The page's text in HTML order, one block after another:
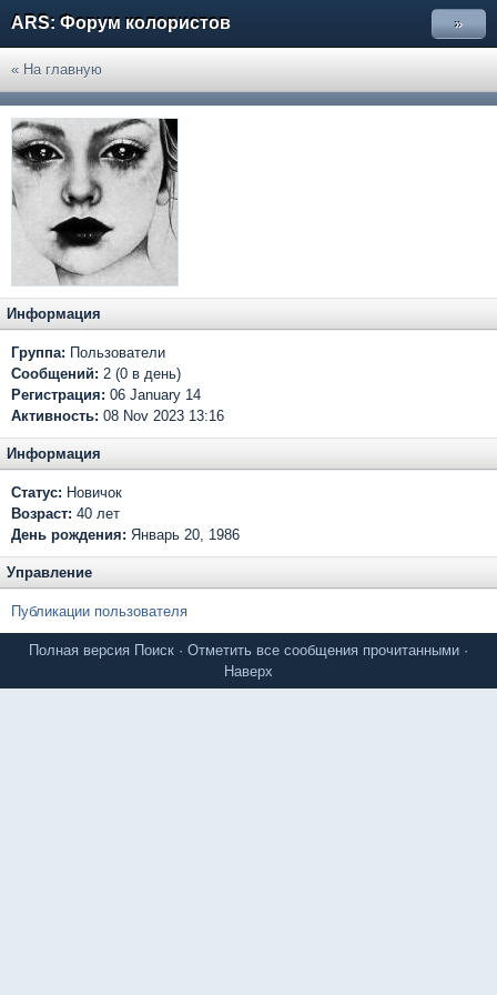
ARS: Форум колористов »
« На главную
Информация
Группа: Пользователи
Сообщений: 2 (0 в день)
Регистрация: 06 January 14
Активность: 08 Nov 2023 13:16
Информация
Статус: Новичок
Возраст: 40 лет
День рождения: Январь 20, 1986
Управление
Публикации пользователя
Полная версия Поиск · Отметить все сообщения прочитанными ·
Наверх